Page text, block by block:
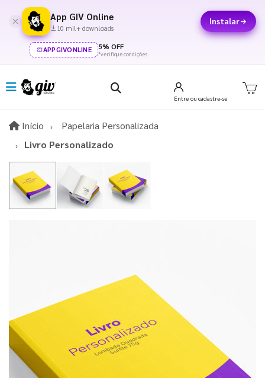
App GIV Online
10 mil+ downloads
Instalar
APPGIVONLINE 5% OFF
*verifique condições
Entre ou cadastre-se
Início InícioPapelaria Personalizada
Livro Personalizado